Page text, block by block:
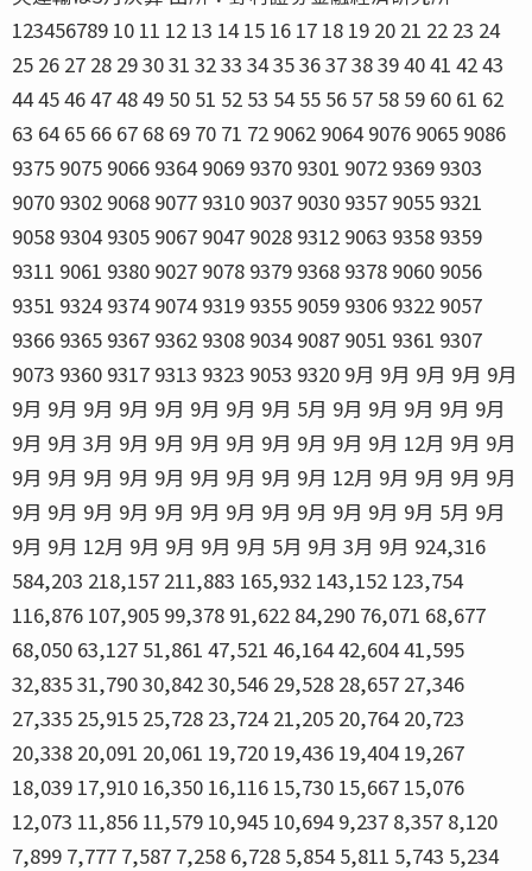
123456789 10 11 12 13 14 15 16 17 18 19 20 21 22 23 24
25 26 27 28 29 30 31 32 33 34 35 36 37 38 39 40 41 42 43
44 45 46 47 48 49 50 51 52 53 54 55 56 57 58 59 60 61 62
63 64 65 66 67 68 69 70 71 72 9062 9064 9076 9065 9086
9375 9075 9066 9364 9069 9370 9301 9072 9369 9303
9070 9302 9068 9077 9310 9037 9030 9357 9055 9321
9058 9304 9305 9067 9047 9028 9312 9063 9358 9359
9311 9061 9380 9027 9078 9379 9368 9378 9060 9056
9351 9324 9374 9074 9319 9355 9059 9306 9322 9057
9366 9365 9367 9362 9308 9034 9087 9051 9361 9307
9073 9360 9317 9313 9323 9053 9320 9月 9月 9月 9月 9月
9月 9月 9月 9月 9月 9月 9月 9月 5月 9月 9月 9月 9月 9月
9月 9月 3月 9月 9月 9月 9月 9月 9月 9月 9月 12月 9月 9月
9月 9月 9月 9月 9月 9月 9月 9月 9月 12月 9月 9月 9月 9月
9月 9月 9月 9月 9月 9月 9月 9月 9月 9月 9月 9月 5月 9月
9月 9月 12月 9月 9月 9月 9月 5月 9月 3月 9月 924,316
584,203 218,157 211,883 165,932 143,152 123,754
116,876 107,905 99,378 91,622 84,290 76,071 68,677
68,050 63,127 51,861 47,521 46,164 42,604 41,595
32,835 31,790 30,842 30,546 29,528 28,657 27,346
27,335 25,915 25,728 23,724 21,205 20,764 20,723
20,338 20,091 20,061 19,720 19,436 19,404 19,267
18,039 17,910 16,350 16,116 15,730 15,667 15,076
12,073 11,856 11,579 10,945 10,694 9,237 8,357 8,120
7,899 7,777 7,587 7,258 6,728 5,854 5,811 5,743 5,234